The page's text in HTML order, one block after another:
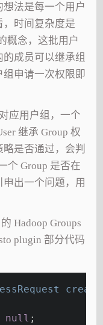
法是每一个用户
时间复杂度是
概念，这批用户
成员可以继承组
申请一次权限即
应用户组，一个
继承 Group 权
是否通过，会判
个 Group 是否在
出一个问题，用
Hadoop Groups
plugin 部分代码
null ;